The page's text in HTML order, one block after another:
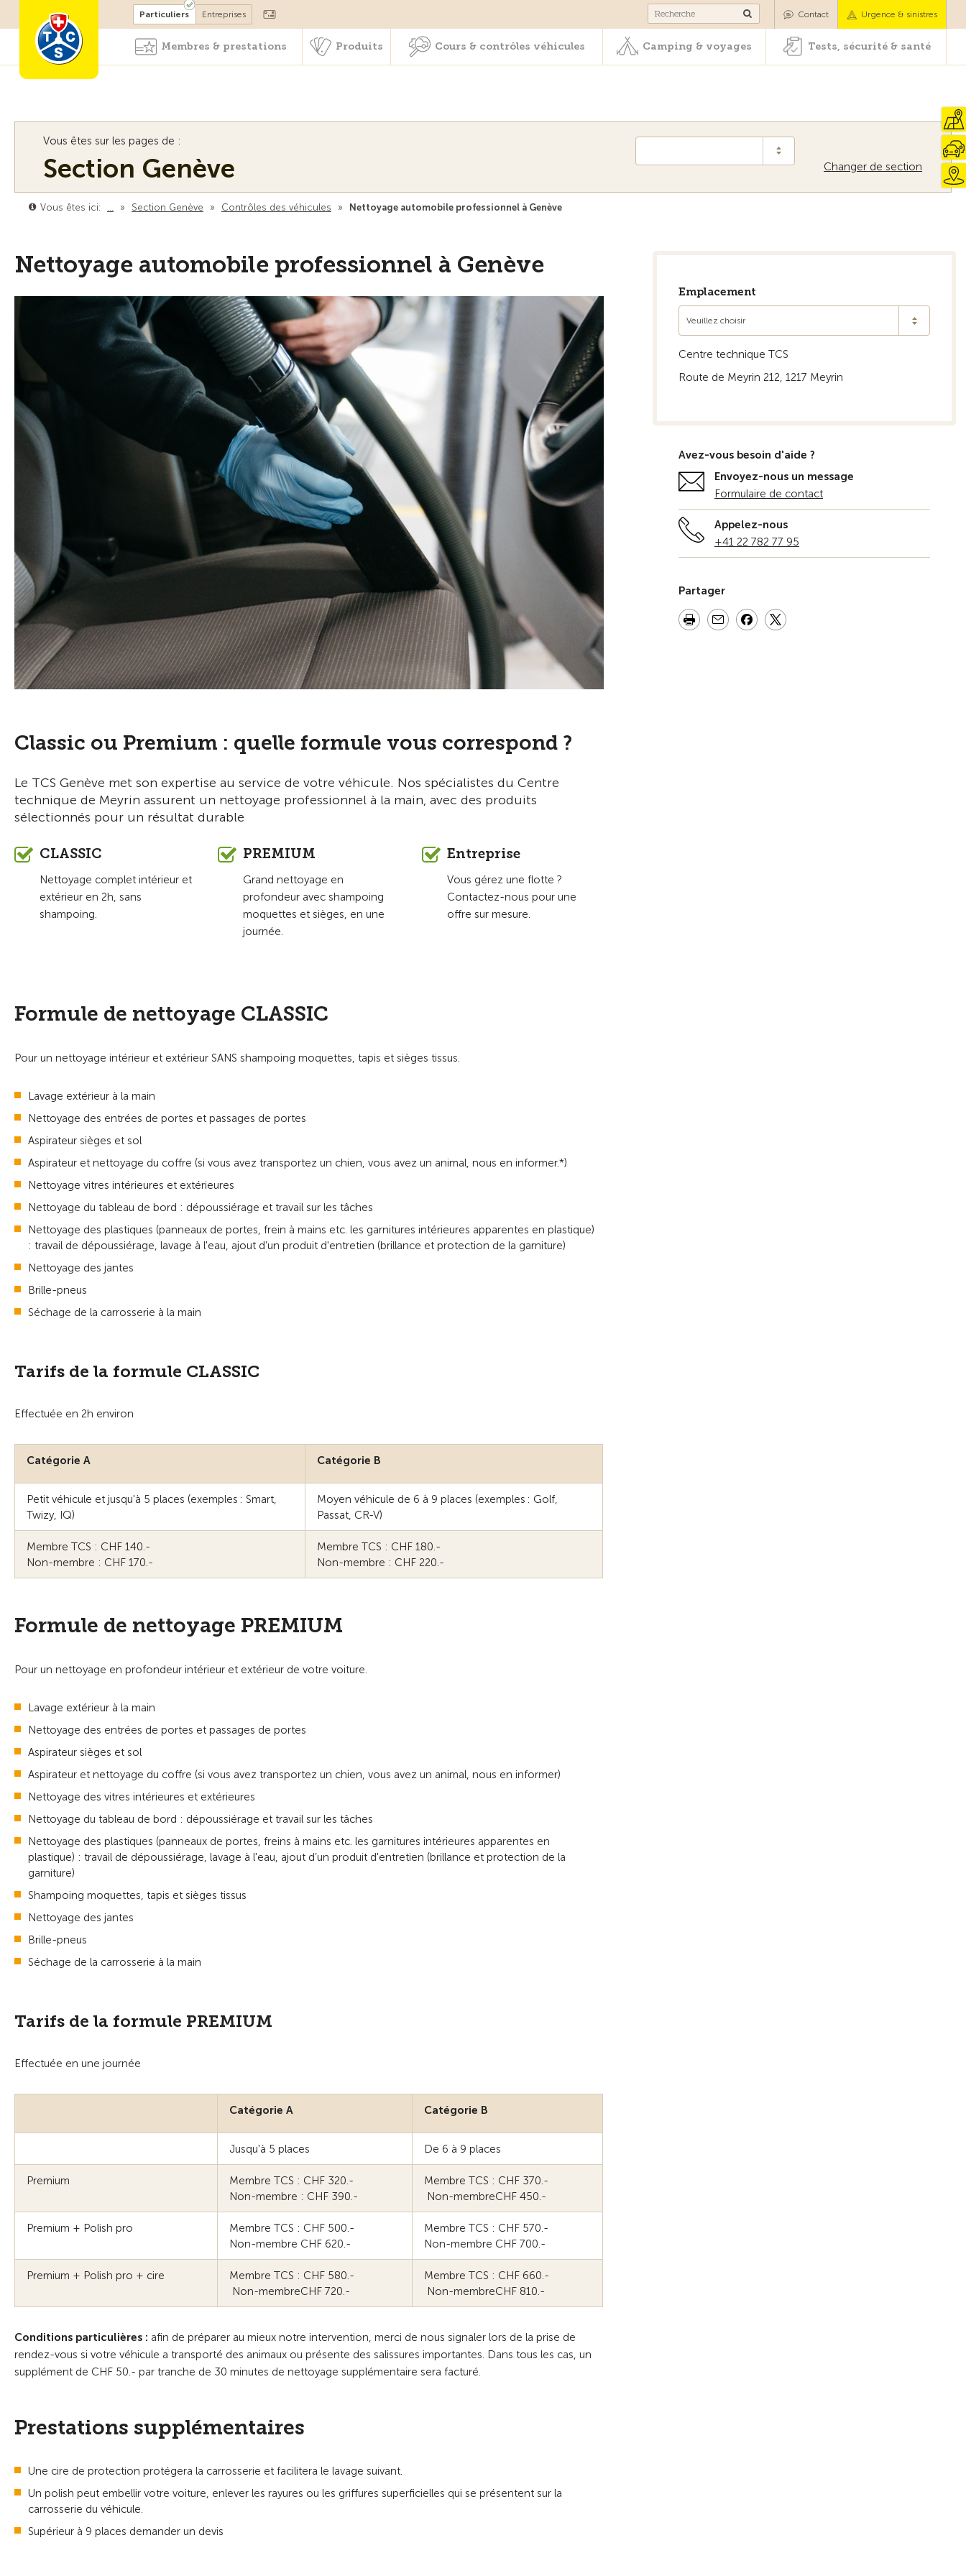
Devenir membre Camping & voyages Tests, sécurité & santé
Particuliers Entreprises Contact Urgence & sinistres
Membres & prestations Produits Cours & contrôles véhicules Camping & voyages Tests, sécurité & santé
Vous êtes sur les pages de :
Section Genève Changer de section
Vous êtes ici: … » Section Genève » Contrôles des véhicules » Nettoyage automobile professionnel à Genève
Nettoyage automobile professionnel à Genève
Classic ou Premium : quelle formule vous correspond ?
Le TCS Genève met son expertise au service de votre véhicule. Nos spécialistes du Centre
technique de Meyrin assurent un nettoyage professionnel à la main, avec des produits
sélectionnés pour un résultat durable
CLASSIC
Nettoyage complet intérieur et
extérieur en 2h, sans
shampoing.
PREMIUM
Grand nettoyage en
profondeur avec shampoing
moquettes et sièges, en une
journée.
Entreprise
Vous gérez une flotte ?
Contactez-nous pour une
offre sur mesure.
Formule de nettoyage CLASSIC
Pour un nettoyage intérieur et extérieur SANS shampoing moquettes, tapis et sièges tissus.
Lavage extérieur à la main
Nettoyage des entrées de portes et passages de portes
Aspirateur sièges et sol
Aspirateur et nettoyage du coffre (si vous avez transportez un chien, vous avez un animal, nous en informer.*)
Nettoyage vitres intérieures et extérieures
Nettoyage du tableau de bord : dépoussiérage et travail sur les tâches
Nettoyage des plastiques (panneaux de portes, frein à mains etc. les garnitures intérieures apparentes en plastique)
: travail de dépoussiérage, lavage à l'eau, ajout d’un produit d'entretien (brillance et protection de la garniture)
Nettoyage des jantes
Brille-pneus
Séchage de la carrosserie à la main
Tarifs de la formule CLASSIC
Effectuée en 2h environ
Catégorie A Catégorie B
Petit véhicule et jusqu'à 5 places (exemples : Smart,
Twizy, IQ)
Moyen véhicule de 6 à 9 places (exemples : Golf,
Passat, CR-V)
Membre TCS : CHF 140.-
Non-membre : CHF 170.-
Membre TCS : CHF 180.-
Non-membre : CHF 220.-
Formule de nettoyage PREMIUM
Pour un nettoyage en profondeur intérieur et extérieur de votre voiture.
Lavage extérieur à la main
Nettoyage des entrées de portes et passages de portes
Aspirateur sièges et sol
Aspirateur et nettoyage du coffre (si vous avez transportez un chien, vous avez un animal, nous en informer)
Nettoyage des vitres intérieures et extérieures
Nettoyage du tableau de bord : dépoussiérage et travail sur les tâches
Nettoyage des plastiques (panneaux de portes, freins à mains etc. les garnitures intérieures apparentes en
plastique) : travail de dépoussiérage, lavage à l'eau, ajout d’un produit d'entretien (brillance et protection de la
garniture)
Shampoing moquettes, tapis et sièges tissus
Nettoyage des jantes
Brille-pneus
Séchage de la carrosserie à la main
Tarifs de la formule PREMIUM
Effectuée en une journée
Catégorie A Catégorie B
Jusqu'à 5 places De 6 à 9 places
Premium
Membre TCS : CHF 320.-
Non-membre : CHF 390.-
Membre TCS : CHF 370.-
Non-membreCHF 450.-
Premium + Polish pro
Membre TCS : CHF 500.-
Non-membre CHF 620.-
Membre TCS : CHF 570.-
Non-membre CHF 700.-
Premium + Polish pro + cire
Membre TCS : CHF 580.-
Non-membreCHF 720.-
Membre TCS : CHF 660.-
Non-membreCHF 810.-
Conditions particulières : afin de préparer au mieux notre intervention, merci de nous signaler lors de la prise de
rendez-vous si votre véhicule a transporté des animaux ou présente des salissures importantes. Dans tous les cas, un
supplément de CHF 50.- par tranche de 30 minutes de nettoyage supplémentaire sera facturé.
Prestations supplémentaires
Une cire de protection protégera la carrosserie et facilitera le lavage suivant.
Un polish peut embellir votre voiture, enlever les rayures ou les griffures superficielles qui se présentent sur la
carrosserie du véhicule.
Supérieur à 9 places demander un devis
Emplacement
Veuillez choisir
Centre technique TCS
Route de Meyrin 212, 1217 Meyrin
Avez-vous besoin d'aide ?
Envoyez-nous un message
Formulaire de contact
Appelez-nous
+41 22 782 77 95
Partager